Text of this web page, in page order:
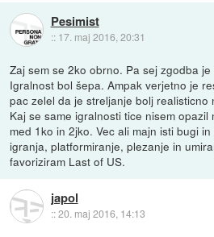
Pesimist
:: 17. maj 2016, 20:31
Zaj sem se 2ko obrno. Pa sej zgodba
Igralnost bol šepa. Ampak verjetno je
pac zelel da je streljanje bolj realisticno
Kaj se same igralnosti tice nisem
med 1ko in 2jko. Vec ali majn isti bugi
igranja, platformiranje, plezanje in
favoriziram Last of US.
japol
::20. maj 2016, 14:13